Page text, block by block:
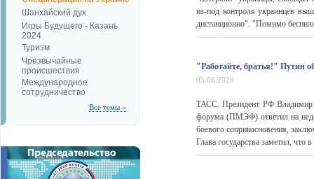
Шанхайский дух
Игры Будущего - Казань
2024
Туризм
Чрезвычайные
происшествия
Международное
сотрудничество
Все темы »
из-под контроля украинцев
дистанционно". "Помимо
"Работайте, братья!" Путин
05.06.2026
ТАСС. Президент РФ Владимир
форума (ПМЭФ) ответил на
боевого соприкосновения,
Глава государства заметил, что